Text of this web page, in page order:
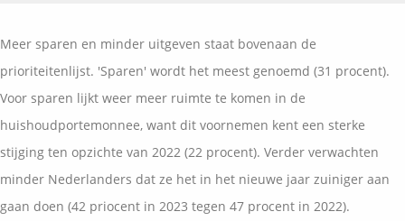
Samenwerkende partners
Expats services
Onderhoudsabonnementen
Klanten over
Blog
Meer sparen en minder uitgeven staat bovenaan de
prioriteitenlijst. 'Sparen' wordt het meest genoemd (31 procent).
Voor sparen lijkt weer meer ruimte te komen in de
huishoudportemonnee, want dit voornemen kent een sterke
stijging ten opzichte van 2022 (22 procent). Verder verwachten
minder Nederlanders dat ze het in het nieuwe jaar zuiniger aan
gaan doen (42 priocent in 2023 tegen 47 procent in 2022).